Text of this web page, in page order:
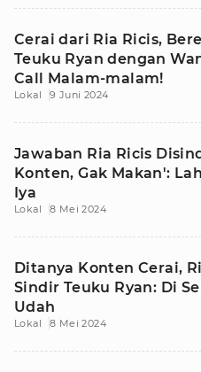
Cerai dari Ria Ricis,
Teuku Ryan dengan
Call Malam-malam!
Lokal 9 Juni 2024
Jawaban Ria Ricis
Konten, Gak Makan':
Iya
Lokal 8 Mei 2024
Ditanya Konten Cerai,
Sindir Teuku Ryan: Di
Udah
Lokal 8 Mei 2024